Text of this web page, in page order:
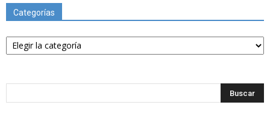
Categorías
Categorías